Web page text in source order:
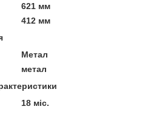
621 мм
412 мм
Метал
метал
18 міс.